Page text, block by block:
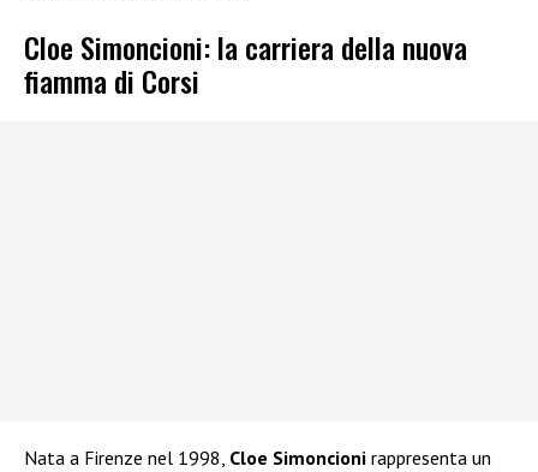
Cloe Simoncioni: la carriera della nuova
fiamma di Corsi
Nata a Firenze nel 1998, Cloe Simoncioni rappresenta un